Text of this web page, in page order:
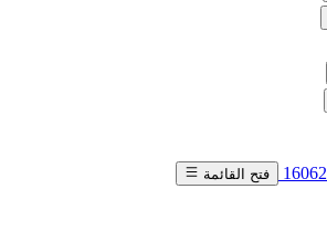
16062 فتح القائمة